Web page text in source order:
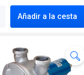
Añadir a la cesta